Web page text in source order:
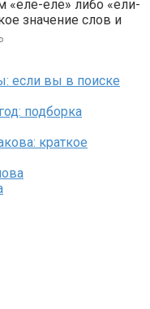
«еле-еле» либо «ели-
значение слов и
если вы в поиске
подборка
краткое